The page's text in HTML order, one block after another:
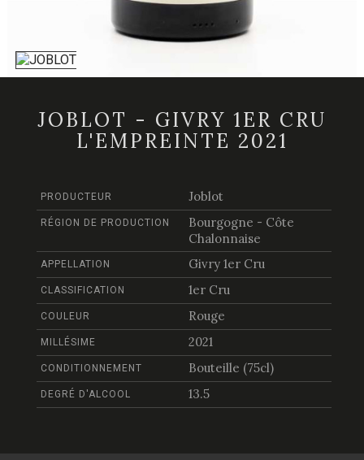
JOBLOT - GIVRY 1ER CRU
L'EMPREINTE 2021
PRODUCTEUR Joblot
RÉGION DE PRODUCTION
Bourgogne - Côte
Chalonnaise
APPELLATION Givry 1er Cru
CLASSIFICATION 1er Cru
COULEUR Rouge
MILLÉSIME 2021
CONDITIONNEMENT Bouteille (75cl)
DEGRÉ D'ALCOOL 13.5